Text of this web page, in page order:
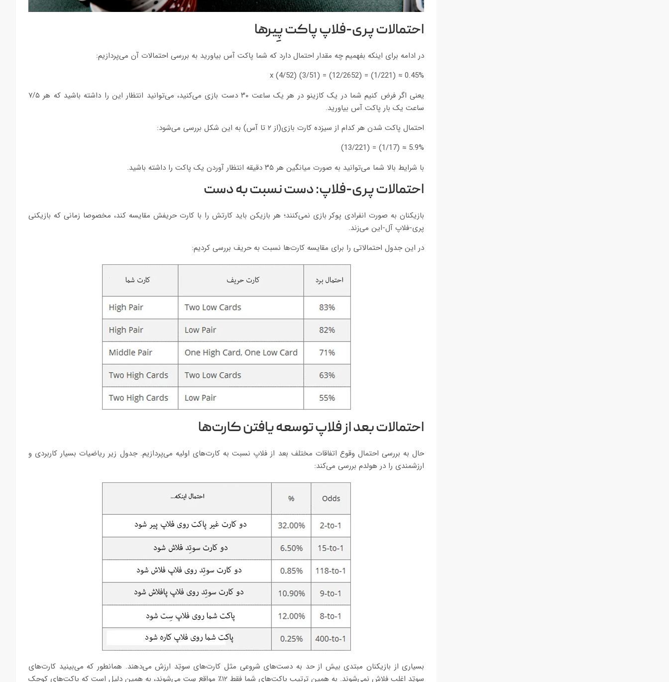
احتمالات پری-فلاپ پاکت پِیرها
در ادامه برای اینکه بفهمیم چه مقدار احتمال دارد که شما پاکت آس بیاورید به بررسی احتمالات آن می‌پردازیم:
0.45% ≈ (1/221) = (12/2652) = (3/51) x (4/52)
یعنی اگر فرض کنیم شما در یک کازینو در هر یک ساعت ۳۰ دست بازی می‌کنید، می‌توانید انتظار این را داشته باشید که هر ۷/۵
ساعت یک بار پاکت آس بیاورید.
احتمال پاکت شدن هر کدام از سیزده کارت بازی(از ۲ تا آس) به این شکل بررسی می‌شود:
5.9% ≈ (1/17) = (13/221)
با شرایط بالا شما می‌توانید به صورت میانگین هر ۳۵ دقیقه انتظار آوردن یک پاکت را داشته باشید.
احتمالات پری-فلاپ: دست نسبت به دست
بازیکنان به صورت انفرادی پوکر بازی نمی‌کنند؛ هر بازیکن باید کارتش را با کارت حریفش مقایسه کند، مخصوصا زمانی که بازیکنی
پری-فلاپ آل-این می‌زند.
در این جدول احتمالاتی را برای مقایسه کارت‌ها نسبت به حریف بررسی کردیم:
احتمالات بعد از فلاپ توسعه یافتن کارت‌ها
حال به بررسی احتمال وقوع اتفاقات مختلف بعد از فلاپ نسبت به کارت‌های اولیه می‌پردازیم. جدول زیر ریاضیات بسیار کاربردی و
ارزشمندی را در هولدم بررسی می‌کند:
بسیاری از بازیکنان مبتدی بیش از حد به دست‌های شروعی مثل کارت‌های سوتِد ارزش می‌دهند. همانطور که می‌بینید کارت‌های
سوتِد اغلب فلاش نمی‌شوند. به همین ترتیب پاکت‌های شما فقط ۱۲٪ مواقع سِت می‌شوند، به همین دلیل است که پاکت‌های کوچک